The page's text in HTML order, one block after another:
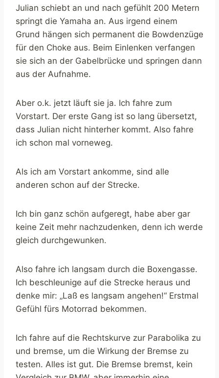
Julian schiebt an und nach gefühlt 200 Metern
springt die Yamaha an. Aus irgend einem
Grund hängen sich permanent die Bowdenzüge
für den Choke aus. Beim Einlenken verfangen
sie sich an der Gabelbrücke und springen dann
aus der Aufnahme.
Aber o.k. jetzt läuft sie ja. Ich fahre zum
Vorstart. Der erste Gang ist so lang übersetzt,
dass Julian nicht hinterher kommt. Also fahre
ich schon mal vorneweg.
Als ich am Vorstart ankomme, sind alle
anderen schon auf der Strecke.
Ich bin ganz schön aufgeregt, habe aber gar
keine Zeit mehr nachzudenken, denn ich werde
gleich durchgewunken.
Also fahre ich langsam durch die Boxengasse.
Ich beschleunige auf die Strecke heraus und
denke mir: „Laß es langsam angehen!“ Erstmal
Gefühl fürs Motorrad bekommen.
Ich fahre auf die Rechtskurve zur Parabolika zu
und bremse, um die Wirkung der Bremse zu
testen. Alles ist gut. Die Bremse bremst, kein